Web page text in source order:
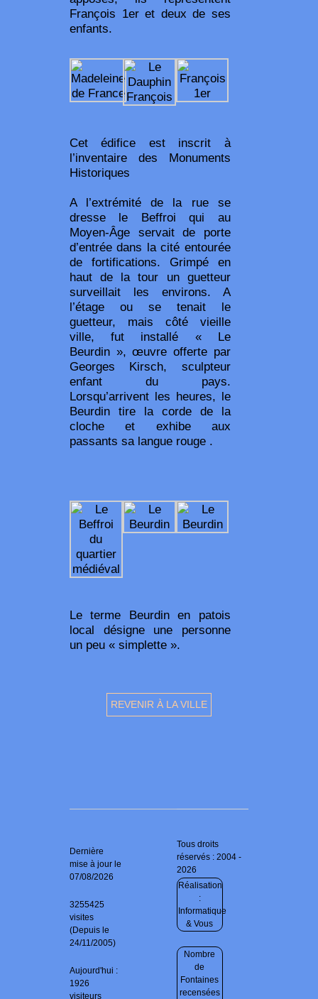
François 1er et deux de ses
enfants.
Cet édifice est inscrit à
l’inventaire des Monuments
Historiques
A l’extrémité de la rue se
dresse le Beffroi qui au
Moyen-Âge servait de porte
d’entrée dans la cité entourée
de fortifications. Grimpé en
haut de la tour un guetteur
surveillait les environs. A
l’étage ou se tenait le
guetteur, mais côté vieille
ville, fut installé « Le
Beurdin », œuvre offerte par
Georges Kirsch, sculpteur
enfant du pays.
Lorsqu’arrivent les heures, le
Beurdin tire la corde de la
cloche et exhibe aux
passants sa langue rouge .
Le terme Beurdin en patois
local désigne une personne
un peu « simplette ».
REVENIR À LA VILLE
Dernière
mise à jour le
07/08/2026
3255425
visites
(Depuis le
24/11/2005)
Aujourd'hui :
1926
visiteurs
Tous droits
réservés : 2004 -
2026
Réalisation
:
Informatique
& Vous
Nombre
de
Fontaines
recensées